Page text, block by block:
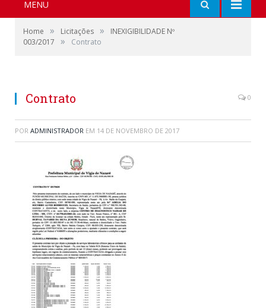
MENU
Home » Licitações »
INEXIGIBILIDADE Nº
003/2017
» Contrato
Contrato 0
POR ADMINISTRADOR EM 14 DE NOVEMBRO DE 2017